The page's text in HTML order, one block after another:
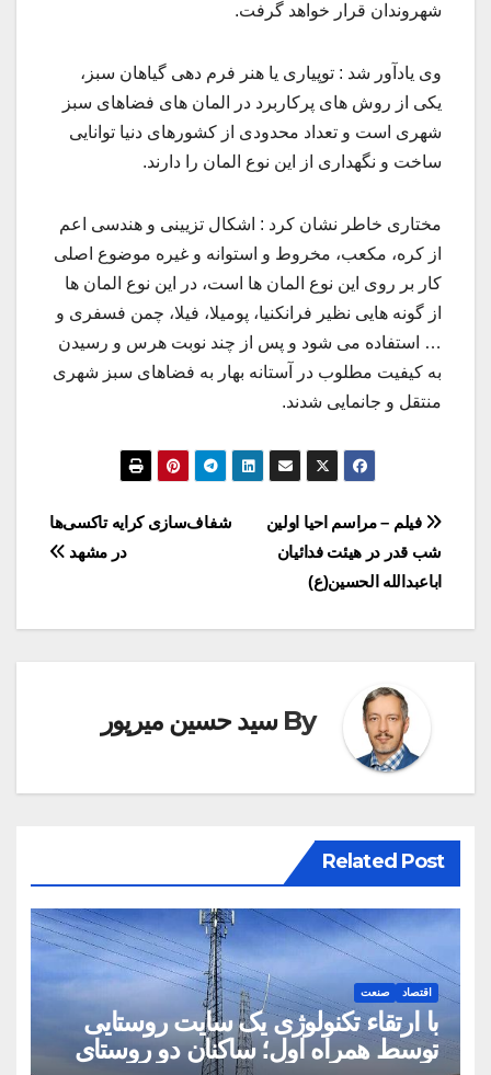
شهروندان قرار خواهد گرفت.
وی یادآور شد : توپیاری یا هنر فرم دهی گیاهان سبز،
یکی از روش های پرکاربرد در المان های فضاهای سبز
شهری است و تعداد محدودی از کشورهای دنیا توانایی
ساخت و نگهداری از این نوع المان را دارند.
مختاری خاطر نشان کرد : اشکال تزیینی و هندسی اعم
از کره، مکعب، مخروط و استوانه و غیره موضوع اصلی
کار بر روی این نوع المان ها است، در این نوع المان ها
از گونه هایی نظیر فرانکنیا، پومیلا، فیلا، چمن فسفری و
… استفاده می شود و پس از چند نوبت هرس و رسیدن
به کیفیت مطلوب در آستانه بهار به فضاهای سبز شهری
منتقل و جانمایی شدند.
راهبری
نوشته
شفاف‌سازی کرایه تاکسی‌ها
در مشهد
فیلم – مراسم احیا اولین
شب قدر در هیئت فدائیان
اباعبدالله الحسین(ع)
By سید حسین میرپور
Related Post
اقتصاد صنعت
با ارتقاء تکنولوژی یک سایت روستایی
توسط همراه اول؛ ساکنان دو روستای